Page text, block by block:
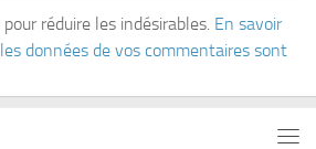
réduire les indésirables. En savoir
données de vos commentaires sont